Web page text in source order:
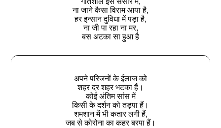
ना जाने कैसा विराम आया है,
हर इन्सान दुविधा में पड़ा है,
ना जी पा रहा ना मर,
बस अटका सा हुआ है
अपने परिजनों के ईलाज को
शहर दर शहर भटका हैं।
कोई अंतिम सांस में
किसी के दर्शन को तड़पा हैं।
शमशान में भी कतार लगी हैं,
जब से कोरोना का कहर बरपा हैं।